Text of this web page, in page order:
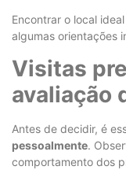
Encontrar o local
algumas orientações
Visitas
avaliação
Antes de decidir, é
pessoalmente.
comportamento dos